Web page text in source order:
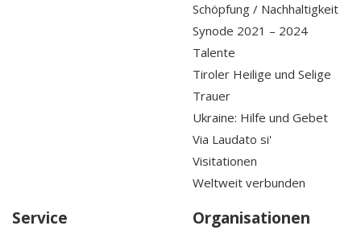
Schöpfung / Nachhaltigkeit
Synode 2021 – 2024
Talente
Tiroler Heilige und Selige
Trauer
Ukraine: Hilfe und Gebet
Via Laudato si'
Visitationen
Weltweit verbunden
Service
Organisationen